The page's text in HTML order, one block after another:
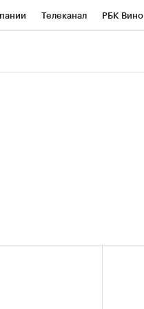
Телеканал РБК Вино